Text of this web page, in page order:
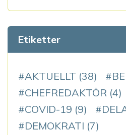
Etiketter
AKTUELLT (38)
CHEFREDAKTÖR (4)
COVID-19 (9)
DEMOKRATI (7)